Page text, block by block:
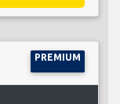
PREMIUM